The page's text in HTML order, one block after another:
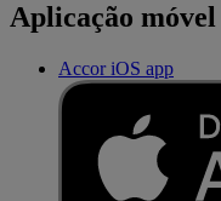
Aplicação móvel
Accor iOS app